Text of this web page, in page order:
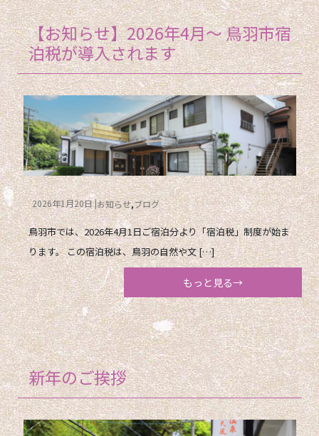
【お知らせ】2026年4月〜 鳥羽市宿
泊税が導入されます
2026年1月20日 お知らせ ブログ
鳥羽市では、2026年4月1日ご宿泊分より「宿泊税」制度が始ま
ります。 この宿泊税は、鳥羽の自然や文 […]
もっと見る→
新年のご挨拶